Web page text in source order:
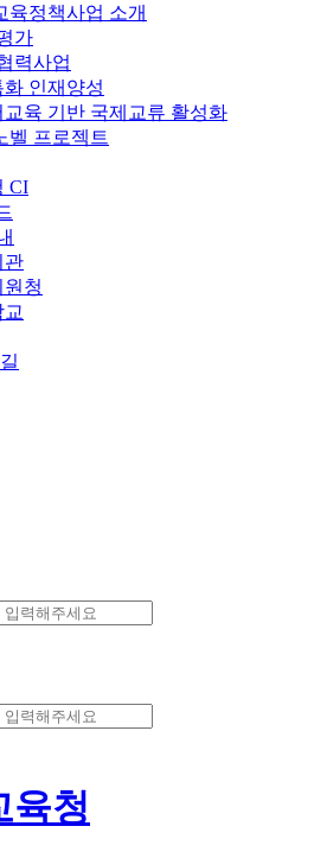
육정책사업 소개
가
력사업
화 인재양성
교육 기반 국제교류 활성화
벨 프로젝트
CI
관
원청